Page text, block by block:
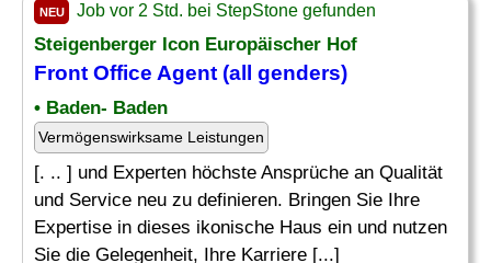
NEU Job vor 2 Std. bei StepStone gefunden
Steigenberger Icon Europäischer Hof
Front Office Agent (all genders)
• Baden- Baden
Vermögenswirksame Leistungen
[. .. ] und Experten höchste Ansprüche an Qualität
und Service neu zu definieren. Bringen Sie Ihre
Expertise in dieses ikonische Haus ein und nutzen
Sie die Gelegenheit, Ihre Karriere [...]